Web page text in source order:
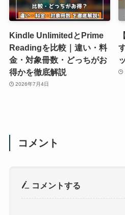
Kindle UnlimitedとPrime
Readingを比較｜違い・料
金・対象冊数・どっちがお
得かを徹底解説
2026年7月4日
コメント
コメントする